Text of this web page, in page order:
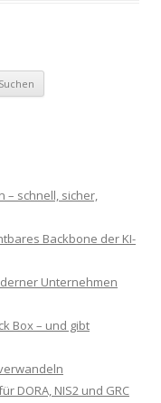
– schnell, sicher,
Backbone der KI-
Unternehmen
Box – und gibt
DORA, NIS2 und GRC